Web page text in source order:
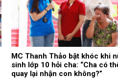
MC Thanh Thảo bật khóc khi
sinh lớp 10 hỏi cha: “Cha có
quay lại nhận con không?”